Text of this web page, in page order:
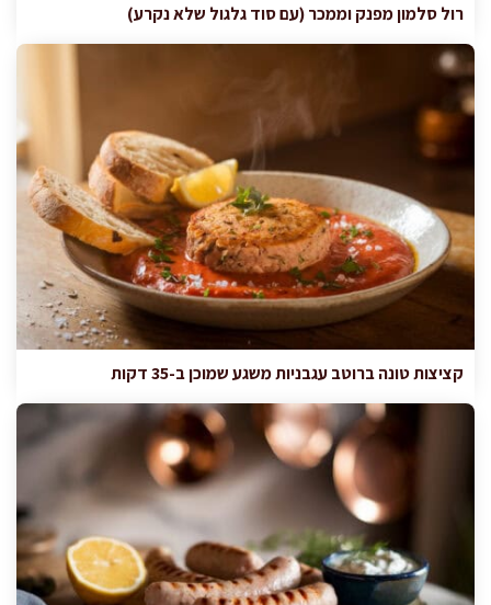
רול סלמון מפנק וממכר (עם סוד גלגול שלא נקרע)
קציצות טונה ברוטב עגבניות משגע שמוכן ב-35 דקות